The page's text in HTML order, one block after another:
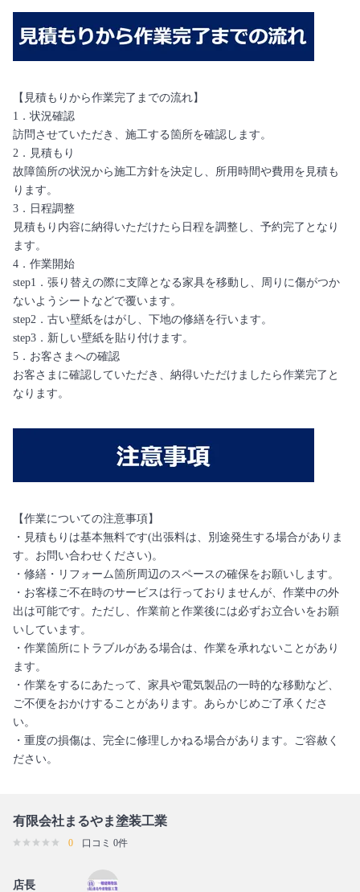
【見積もりから作業完了までの流れ】
1．状況確認
訪問させていただき、施工する箇所を確認します。
2．見積もり
故障箇所の状況から施工方針を決定し、所用時間や費用を見積も
ります。
3．日程調整
見積もり内容に納得いただけたら日程を調整し、予約完了となり
ます。
4．作業開始
step1．張り替えの際に支障となる家具を移動し、周りに傷がつか
ないようシートなどで覆います。
step2．古い壁紙をはがし、下地の修繕を行います。
step3．新しい壁紙を貼り付けます。
5．お客さまへの確認
お客さまに確認していただき、納得いただけましたら作業完了と
なります。
【作業についての注意事項】
・見積もりは基本無料です(出張料は、別途発生する場合がありま
す。お問い合わせください)。
・修繕・リフォーム箇所周辺のスペースの確保をお願いします。
・お客様ご不在時のサービスは行っておりませんが、作業中の外
出は可能です。ただし、作業前と作業後には必ずお立合いをお願
いしています。
・作業箇所にトラブルがある場合は、作業を承れないことがあり
ます。
・作業をするにあたって、家具や電気製品の一時的な移動など、
ご不便をおかけすることがあります。あらかじめご了承くださ
い。
・重度の損傷は、完全に修理しかねる場合があります。ご容赦く
ださい。
有限会社まるやま塗装工業
0 口コミ 0件
店長